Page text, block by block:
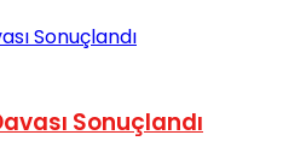
Sonuçlandı